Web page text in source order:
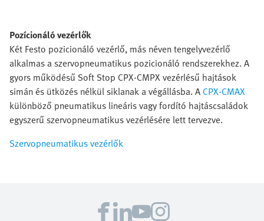
Pozícionáló vezérlők
Két Festo pozicionáló vezérlő, más néven tengelyvezérlő
alkalmas a szervopneumatikus pozicionáló rendszerekhez. A
gyors működésű Soft Stop CPX-CMPX vezérlésű hajtások
simán és ütközés nélkül siklanak a végállásba. ACPX-CMAX
különböző pneumatikus lineáris vagy fordító hajtáscsaládok
egyszerű szervopneumatikus vezérlésére lett tervezve.
Szervopneumatikus vezérlők